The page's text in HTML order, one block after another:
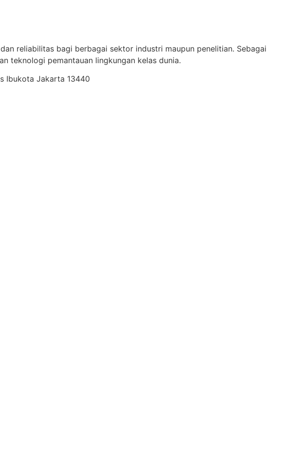
reliabilitas bagi berbagai sektor industri maupun penelitian. Sebagai
teknologi pemantauan lingkungan kelas dunia.
Ibukota Jakarta 13440